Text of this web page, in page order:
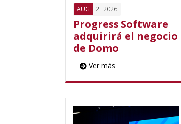
AUG 2 2026
Progress Software
adquirirá el negocio
de Domo
Ver más